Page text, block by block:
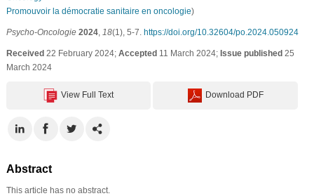
Promouvoir la démocratie sanitaire en oncologie)
Psycho-Oncologie 2024, 18(1), 5-7. https://doi.org/10.32604/po.2024.050924
Received22 February 2024; Accepted11 March 2024; Issue published25
March 2024
View Full Text Download PDF
Abstract
This article has no abstract.